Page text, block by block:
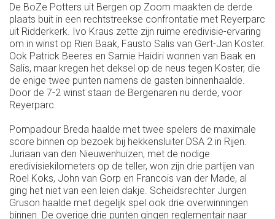
De BoZe Potters uit Bergen op Zoom maakten de derde
plaats buit in een rechtstreekse confrontatie met Reyerparc
uit Ridderkerk. Ivo Kraus zette zijn ruime eredivisie-ervaring
om in winst op Rien Baak, Fausto Salis van Gert-Jan Koster.
Ook Patrick Beeres en Samie Haidiri wonnen van Baak en
Salis, maar kregen het deksel op de neus tegen Koster, die
de enige twee punten namens de gasten binnenhaalde.
Door de 7-2 winst staan de Bergenaren nu derde, voor
Reyerparc.
Pompadour Breda haalde met twee spelers de maximale
score binnen op bezoek bij hekkensluiter DSA 2 in Rijen.
Juriaan van den Nieuwenhuizen, met de nodige
eredivisiekilometers op de teller, won zijn drie partijen van
Roel Koks, John van Gorp en Francois van der Made, al
ging het niet van een leien dakje. Scheidsrechter Jurgen
Gruson haalde met degelijk spel ook drie overwinningen
binnen. De overige drie punten gingen reglementair naar